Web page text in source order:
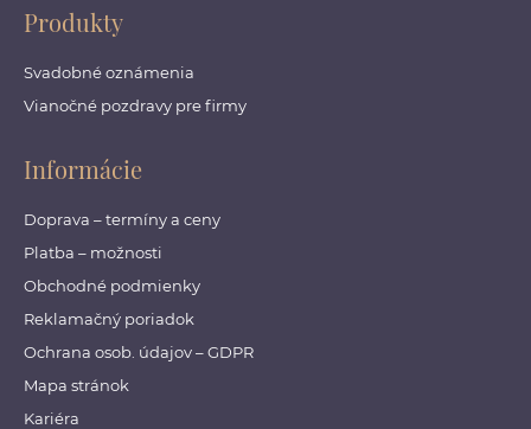
Produkty
Svadobné oznámenia
Vianočné pozdravy pre firmy
Informácie
Doprava – termíny a ceny
Platba – možnosti
Obchodné podmienky
Reklamačný poriadok
Ochrana osob. údajov – GDPR
Mapa stránok
Kariéra